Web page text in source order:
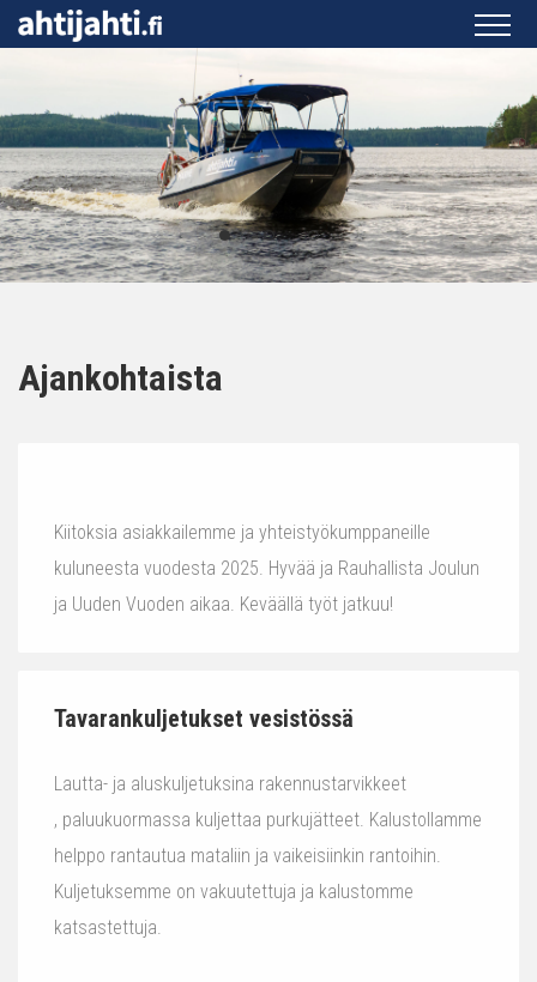
Ajankohtaista
Kiitoksia asiakkailemme ja yhteistyökumppaneille
kuluneesta vuodesta 2025. Hyvää ja Rauhallista Joulun
ja Uuden Vuoden aikaa. Keväällä työt jatkuu!
Tavarankuljetukset vesistössä
Lautta- ja aluskuljetuksina rakennustarvikkeet
, paluukuormassa kuljettaa purkujätteet. Kalustollamme
helppo rantautua mataliin ja vaikeisiinkin rantoihin.
Kuljetuksemme on vakuutettuja ja kalustomme
katsastettuja.